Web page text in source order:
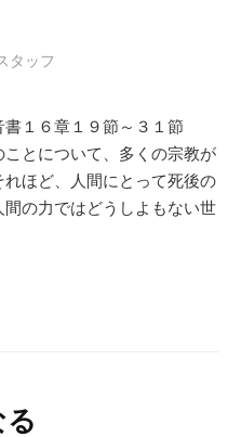
タッフ
書１６章１９節～３１節
ことについて、多くの宗教が
ほど、人間にとって死後の
の力ではどうしよもない世